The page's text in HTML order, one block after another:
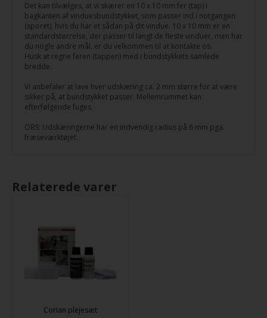
Det kan tilvælges, at vi skærer en 10 x 10 mm fer (tap) i
bagkanten af vinduesbundstykket, som passer ind i notgangen
(sporet), hvis du har et sådan på dit vindue. 10 x 10 mm er en
standardstørrelse, der passer til langt de fleste vinduer, men har
du nogle andre mål, er du velkommen til at kontakte os.
Husk at regne feren (tappen) med i bundstykkets samlede
bredde.
Vi anbefaler at lave hver udskæring ca. 2 mm større for at være
sikker på, at bundstykket passer. Mellemrummet kan
efterfølgende fuges.
OBS: Udskæringerne har en indvendig radius på 6 mm pga.
fræseværktøjet.
Relaterede varer
Corian plejesæt